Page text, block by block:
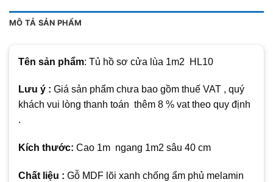
MÔ TẢ SẢN PHẨM
Tên sản phẩm: Tủ hồ sơ cửa lùa 1m2 HL10
Lưu ý : Giá sản phẩm chưa bao gồm thuế VAT , quý
khách vui lòng thanh toán thêm 8 % vat theo quy định
.
Kích thước: Cao 1m ngang 1m2 sâu 40 cm
Chất liệu : Gỗ MDF lõi xanh chống ẩm phủ melamin